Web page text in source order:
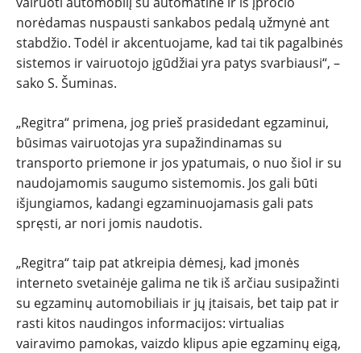
norėdamas nuspausti sankabos pedalą užmynė ant
stabdžio. Todėl ir akcentuojame, kad tai tik pagalbinės
sistemos ir vairuotojo įgūdžiai yra patys svarbiausi“, –
sako S. Šuminas.
„Regitra“ primena, jog prieš prasidedant egzaminui,
būsimas vairuotojas yra supažindinamas su
transporto priemone ir jos ypatumais, o nuo šiol ir su
naudojamomis saugumo sistemomis. Jos gali būti
išjungiamos, kadangi egzaminuojamasis gali pats
spręsti, ar nori jomis naudotis.
„Regitra“ taip pat atkreipia dėmesį, kad įmonės
interneto svetainėje galima ne tik iš arčiau susipažinti
su egzaminų automobiliais ir jų įtaisais, bet taip pat ir
rasti kitos naudingos informacijos: virtualias
vairavimo pamokas, vaizdo klipus apie egzaminų eigą,